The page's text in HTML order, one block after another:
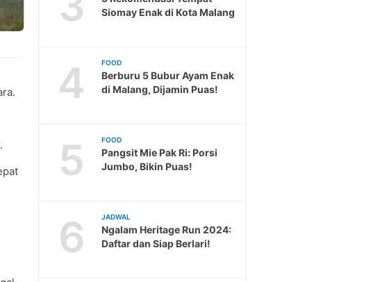
Siomay Enak di Kota Malang
4 FOOD
Berburu 5 Bubur Ayam Enak
di Malang, Dijamin Puas!
5 FOOD
Pangsit Mie Pak Ri: Porsi
Jumbo, Bikin Puas!
6 JADWAL
Ngalam Heritage Run 2024:
Daftar dan Siap Berlari!